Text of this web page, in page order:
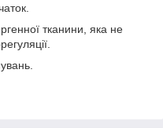
тканини, яка не